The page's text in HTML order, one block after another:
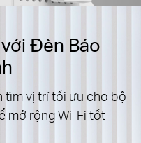
Đèn Báo
tìm vị trí tối ưu cho bộ
mở rộng Wi-Fi tốt